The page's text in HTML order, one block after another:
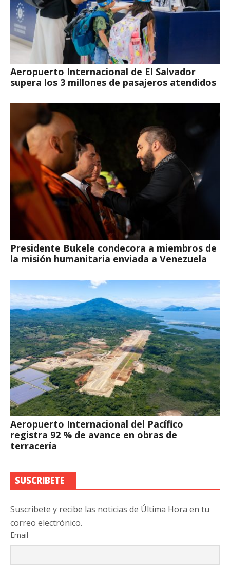
Aeropuerto Internacional de El Salvador
supera los 3 millones de pasajeros atendidos
Presidente Bukele condecora a miembros de
la misión humanitaria enviada a Venezuela
Aeropuerto Internacional del Pacífico
registra 92 % de avance en obras de
terracería
SUSCRIBETE
Suscribete y recibe las noticias de Última Hora en tu
correo electrónico.
Email